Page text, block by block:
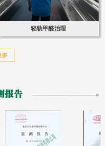
轻轨甲醛治理